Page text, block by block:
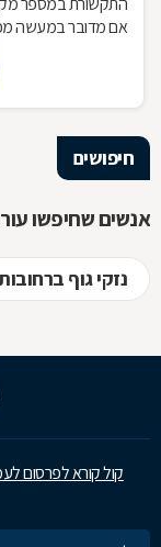
אם מדובר במעשה
הבידוד, להפרת
חיפושים
נזקי גוף
קול קורא לפרסום